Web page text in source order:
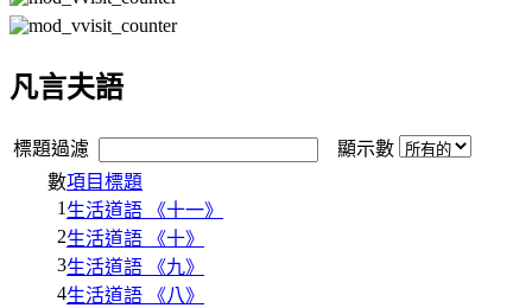
凡言夫語
標題過濾
顯示數
數項目標題
1 生活道語 《十一》
2生活道語 《十》
3生活道語 《九》
4生活道語 《八》